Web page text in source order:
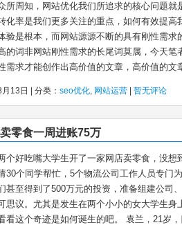
所周知，网站优化我们所追求的核心问题
化率是我们更多关注的重点，如何有效提
验是根本，而网站源源不断的具有刚性需
的词非网站刚性需求的长尾词莫属，今天
需求才能创作出高价值的文章，高价值的文
13日 | 分类： seo优化, 网站运营 暂无评论
零食一周进账75万
个好吃嘴大学生开了一家网店卖零食，没
30个同学帮忙，5个物流公司工作人员专门
甚至得到了500万元的投资，准备组建公司
思议。尤其是发生在两个小小的女大学生
看这个奇迹是如何诞生的吧。 袁兰，21岁